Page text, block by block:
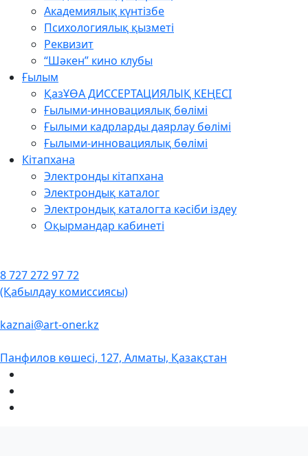
Академиялық күнтізбе
Психологиялық қызметі
Реквизит
“Шәкен” кино клубы
Ғылым
ҚазҰӨА ДИССЕРТАЦИЯЛЫҚ КЕҢЕСІ
Ғылыми-инновациялық бөлімі
Ғылыми кадрларды даярлау бөлімі
Ғылыми-инновациялық бөлімі
Кітапхана
Электронды кітапхана
Электрондық каталог
Электрондық каталогта кәсіби іздеу
Оқырмандар кабинеті
8 727 272 97 72
(Қабылдау комиссиясы)
kaznai@art-oner.kz
Панфилов көшесі, 127, Алматы, Қазақстан